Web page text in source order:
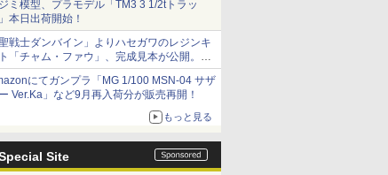
ガトリングの変形機構まで再現し最新フォ
ットでキット化！
ミ模型、プラモデル「TM3 3 1/2tトラッ
本日出荷開始！
聖戦士ダンバイン」よりハセガワのレジンキ
「チャム・ファウ」、完成見本が公開。9
日頃発売予定
にてガンプラ「MG 1/100 MSN-04 サザ
Ver.Ka」など9月再入荷分が販売再開！
もっと見る
Site